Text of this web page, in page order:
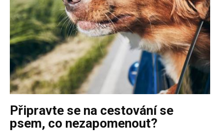
Připravte se na cestování se
psem, co nezapomenout?